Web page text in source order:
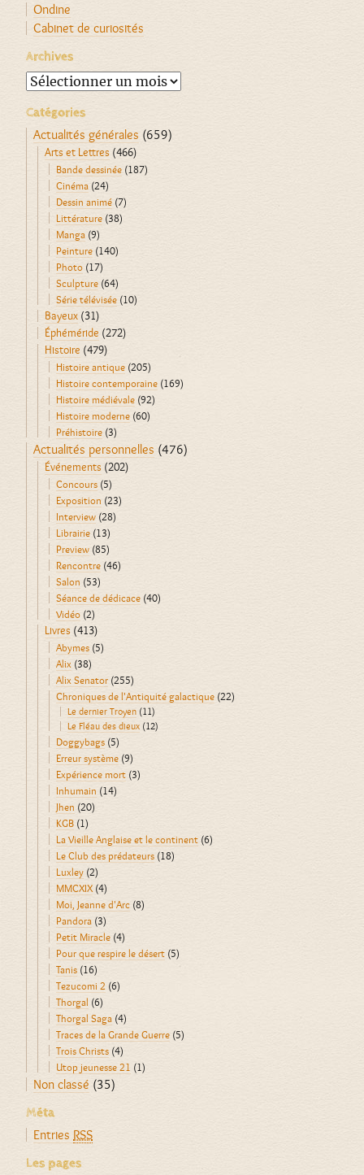
Ondine
Cabinet de curiosités
Archives
Archives
Catégories
Actualités générales (659)
Arts et Lettres (466)
Bande dessinée (187)
Cinéma (24)
Dessin animé (7)
Littérature (38)
Manga (9)
Peinture (140)
Photo (17)
Sculpture (64)
Série télévisée (10)
Bayeux (31)
Éphéméride (272)
Histoire (479)
Histoire antique (205)
Histoire contemporaine (169)
Histoire médiévale (92)
Histoire moderne (60)
Préhistoire (3)
Actualités personnelles (476)
Événements (202)
Concours (5)
Exposition (23)
Interview (28)
Librairie (13)
Preview (85)
Rencontre (46)
Salon (53)
Séance de dédicace (40)
Vidéo (2)
Livres (413)
Abymes (5)
Alix (38)
Alix Senator (255)
Chroniques de l'Antiquité galactique (22)
Le dernier Troyen (11)
Le Fléau des dieux (12)
Doggybags (5)
Erreur système (9)
Expérience mort (3)
Inhumain (14)
Jhen (20)
KGB (1)
La Vieille Anglaise et le continent (6)
Le Club des prédateurs (18)
Luxley (2)
MMCXIX (4)
Moi, Jeanne d'Arc (8)
Pandora (3)
Petit Miracle (4)
Pour que respire le désert (5)
Tanis (16)
Tezucomi 2 (6)
Thorgal (6)
Thorgal Saga (4)
Traces de la Grande Guerre (5)
Trois Christs (4)
Utop jeunesse 21 (1)
Non classé (35)
Méta
Entries RSS
Les pages